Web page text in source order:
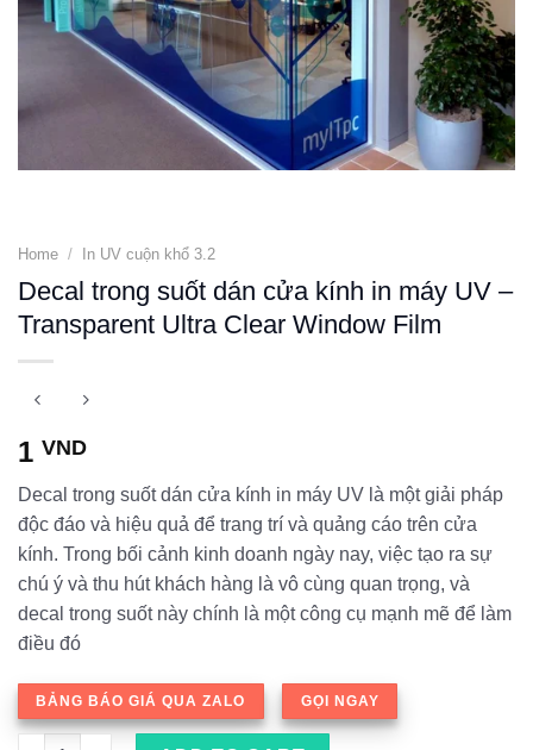
Home / In UV cuộn khổ 3.2
Decal trong suốt dán cửa kính in máy UV –
Transparent Ultra Clear Window Film
1 VND
Decal trong suốt dán cửa kính in máy UV là một giải pháp
độc đáo và hiệu quả để trang trí và quảng cáo trên cửa
kính. Trong bối cảnh kinh doanh ngày nay, việc tạo ra sự
chú ý và thu hút khách hàng là vô cùng quan trọng, và
decal trong suốt này chính là một công cụ mạnh mẽ để làm
điều đó
BẢNG BÁO GIÁ QUA ZALO GỌI NGAY
Decal trong suốt dán cửa kính in máy UV - Transparent Ultra